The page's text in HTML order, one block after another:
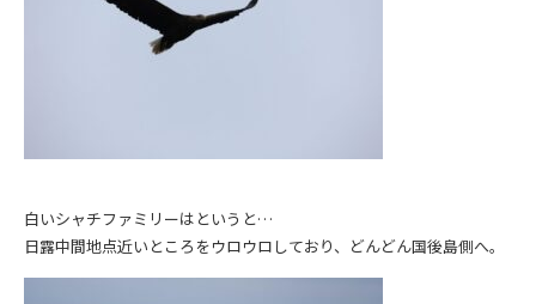
白いシャチファミリーはというと…
日露中間地点近いところをウロウロしており、どんどん国後島側へ。